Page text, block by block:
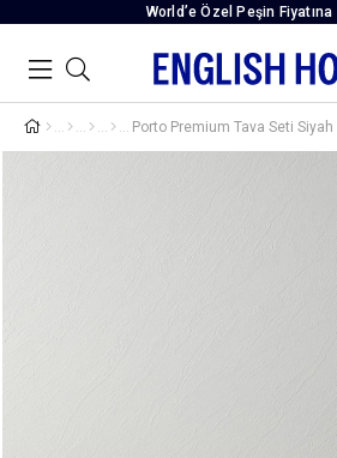
World’e Özel Peşin Fiyatına
Porto Premium Tava Seti Siyah